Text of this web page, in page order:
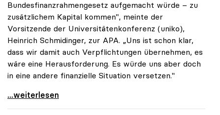
Bundesfinanzrahmengesetz aufgemacht würde – zu
zusätzlichem Kapital kommen", meinte der
Vorsitzende der Universitätenkonferenz (uniko),
Heinrich Schmidinger, zur APA. „Uns ist schon klar,
dass wir damit auch Verpflichtungen übernehmen, es
wäre eine Herausforderung. Es würde uns aber doch
in eine andere finanzielle Situation versetzen."
Koalition: Unis wollen Eigentümer ihrer Gebäude
...weiterlesen